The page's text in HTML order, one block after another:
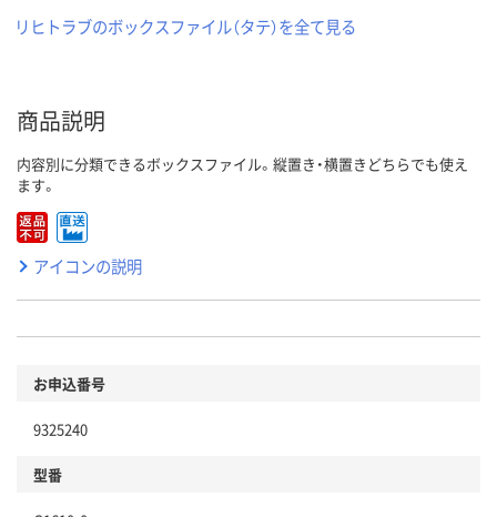
リヒトラブのボックスファイル（タテ）を全て見る
商品説明
内容別に分類できるボックスファイル。縦置き・横置きどちらでも使え
ます。
アイコンの説明
お申込番号
9325240
型番